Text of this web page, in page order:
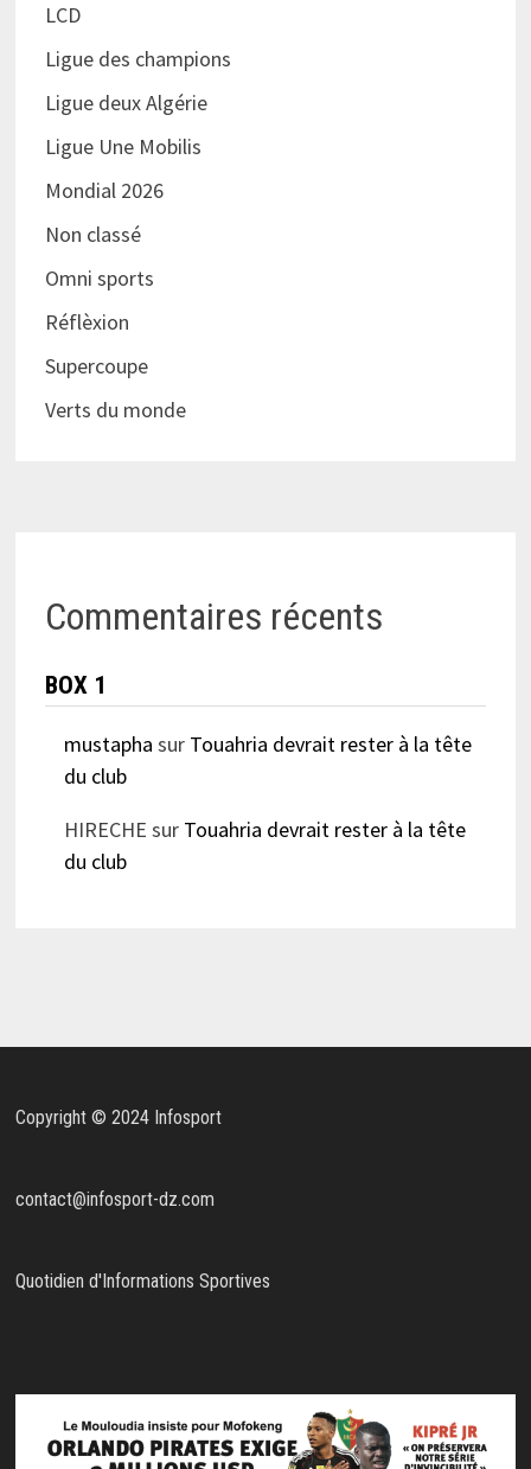
LCD
Ligue des champions
Ligue deux Algérie
Ligue Une Mobilis
Mondial 2026
Non classé
Omni sports
Réflèxion
Supercoupe
Verts du monde
Commentaires récents
BOX 1
mustapha sur Touahria devrait rester à la tête
du club
HIRECHE sur Touahria devrait rester à la tête
du club
Copyright © 2024 Infosport
contact@infosport-dz.com
Quotidien d'Informations Sportives